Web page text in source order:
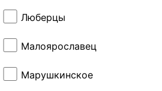
Люберцы
Малоярославец
Марушкинское